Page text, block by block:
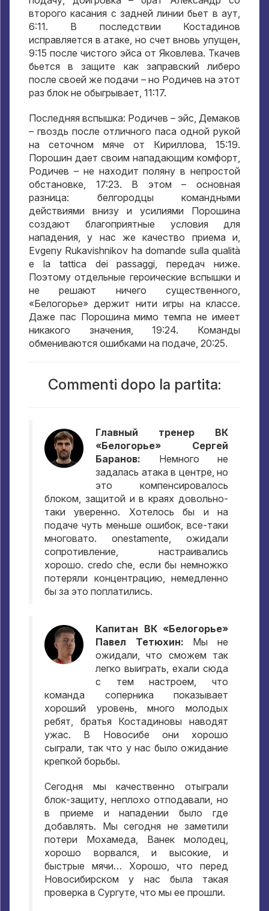
второго касания с задней линии бьет в аут,
6:11. В последствии Костадинов
исправляется в атаке,но счет вновь упущен,
9:15 после чистого эйса от Яковлева. Ткачев
бьется в защите как заправский либеро
после своей же подачи – но Родичев на этот
раз блок не обыгрывает, 11:17.
Последняя вспышка: Родичев – эйс, Демаков
– гвоздь после отличного паса одной рукой
на сеточном мяче от Кириллова, 15:19.
Порошин дает своим нападающим комфорт,
Родичев – не находит поляну в непростой
обстановке, 17:23. В этом – основная
разница: белгородцы командными
действиями внизу и усилиями Порошина
создают благоприятные условия для
нападения,у нас же качество приема и,
Evgeny Rukavishnikov ha domande sulla qualità
e la tattica dei passaggi,передач ниже.
Поэтому отдельные героические вспышки и
не решают ничего существенного,
«Белогорье» держит нити игры на классе.
Даже пас Порошина мимо темпа не имеет
никакого значения, 19:24. Команды
обмениваются ошибками на подаче, 20:25.
Commenti dopo la partita:
Главный тренер ВК
«Белогорье» Сергей
Баранов: Немного не
задалась атака в центре, но
это компенсировалось
блоком, защитой и в краях довольно-
таки уверенно. Хотелось бы и на
подаче чуть меньше ошибок, все-таки
многовато. onestamente, ожидали
сопротивление, настраивались
хорошо. credo che, если бы немножко
потеряли концентрацию, немедленно
бы за это поплатились.
Капитан ВК «Белогорье»
Павел Тетюхин:
Мы не
ожидали,что сможем так
легко выиграть, ехали сюда
с тем настроем,что
команда соперника показывает
хороший уровень,много молодых
ребят, братья Костадиновы наводят
ужас. В Новосибе они хорошо
сыграли, так что у нас было ожидание
крепкой борьбы.
Сегодня мы качественно отыграли
блок-защиту, неплохо отподавали,но
в приеме и нападении было где
добавлять. Мы сегодня не заметили
потери Мохамеда, Ванек молодец,
хорошо ворвался, и высокие, и
быстрые мячи… Хорошо, что перед
Новосибирском у нас была такая
проверка в Сургуте, что мы ее прошли.